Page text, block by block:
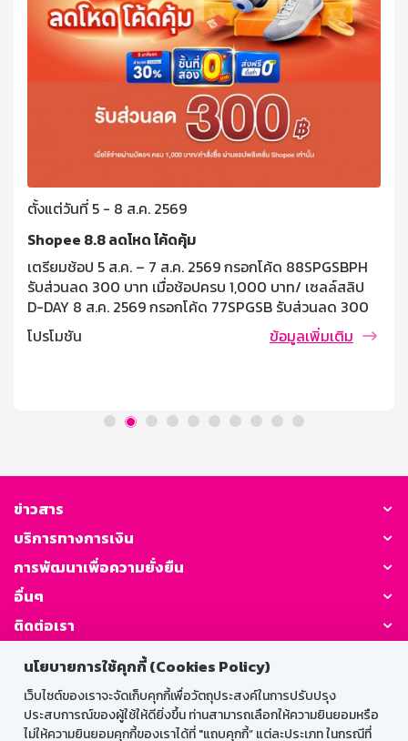
นโยบายการใช้คุกกี้ (Cookies Policy)
เว็บไซต์ของเราจะจัดเก็บคุกกี้เพื่อวัตถุประสงค์ในการปรับปรุง
ประสบการณ์ของผู้ใช้ให้ดียิ่งขึ้น ท่านสามารถเลือกให้ความยินยอมหรือ
ไม่ให้ความยินยอมคุกกี้ของเราได้ที่ "แถบคุกกี้” แต่ละประเภท ในกรณีที่
ตั้งแต่วันที่ 5 - 8 ส.ค. 2569
Shopee 8.8 ลดโหด โค้ดคุ้ม
เตรียมช้อป 5 ส.ค. – 7 ส.ค. 2569 กรอกโค้ด 88SPGSBPH
รับส่วนลด 300 บาท เมื่อช้อปครบ 1,000 บาท/ เซลล์สลิป
D-DAY 8 ส.ค. 2569 กรอกโค้ด 77SPGSB รับส่วนลด 300
บาท เมื่อช้อปครบ 1,000 บาท/ เซลล์ซสลิป เงื่อนไขและข้อ
กำหนด โค้ดส่วนลด 300 บาท เมื่อมียอดใช้จ่ายผ่านบัตร
โค้ด ตลอดรายการ) จำกัด [...]
โปรโมชัน ข้อมูลเพิ่มเติม
ข่าวสาร
บริการทางการเงิน
การพัฒนาเพื่อความยั่งยืน
อื่นๆ
ติดต่อเรา
GSB Society: